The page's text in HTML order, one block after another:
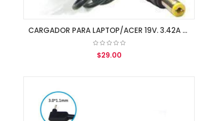
CARGADOR PARA LAPTOP/ACER 19V. 3.42A 65W 5.5*1.7MM(33)
$29.00